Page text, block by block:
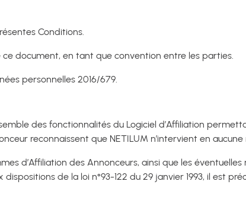
Conditions.
ce document, en tant que convention entre les parties.
personnelles 2016/679.
des fonctionnalités du Logiciel d’Affiliation
reconnaissent que NETILUM n’intervient en
d’Affiliation des Annonceurs, ainsi que les
de la loi n°93-122 du 29 janvier 1993, il est